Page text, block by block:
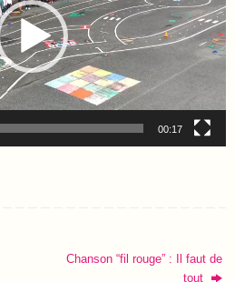
00:17
Chanson “fil rouge” : Il faut de
tout